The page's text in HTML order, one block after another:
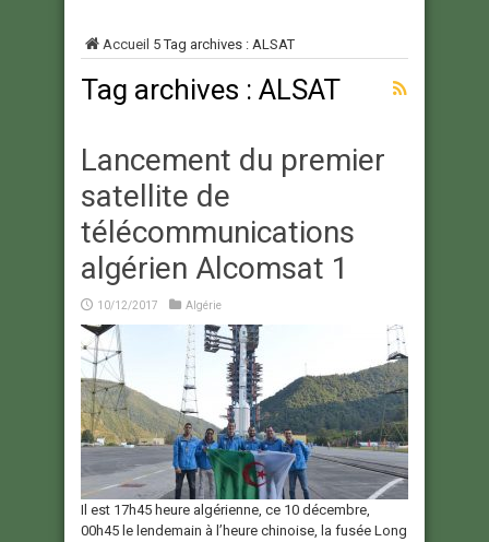
Accueil 5Tag archives : ALSAT
Tag archives : ALSAT
Lancement du premier
satellite de
télécommunications
algérien Alcomsat 1
10/12/2017 Algérie
Il est 17h45 heure algérienne, ce 10 décembre,
00h45 le lendemain à l’heure chinoise, la fusée Long